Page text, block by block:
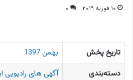
۱۰ فوریه ۲۰۱۹ ۰
تاریخ پخش
بهمن 1397
دسته‌بندی
آگهی های رادیویی